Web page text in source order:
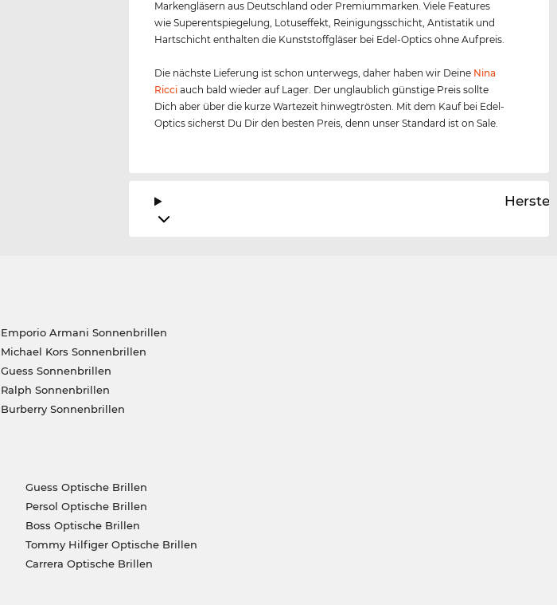
Markengläsern aus Deutschland oder Premiummarken. Viele Features
wie Superentspiegelung, Lotuseffekt, Reinigungsschicht, Antistatik und
Hartschicht enthalten die Kunststoffgläser bei Edel-Optics ohne Aufpreis.
Die nächste Lieferung ist schon unterwegs, daher haben wir Deine Nina
Ricci auch bald wieder auf Lager. Der unglaublich günstige Preis sollte
Dich aber über die kurze Wartezeit hinwegtrösten. Mit dem Kauf bei Edel-
Optics sicherst Du Dir den besten Preis, denn unser Standard ist on Sale.
Emporio Armani Sonnenbrillen
Michael Kors Sonnenbrillen
Guess Sonnenbrillen
Ralph Sonnenbrillen
Burberry Sonnenbrillen
Guess Optische Brillen
Persol Optische Brillen
Boss Optische Brillen
Tommy Hilfiger Optische Brillen
Carrera Optische Brillen